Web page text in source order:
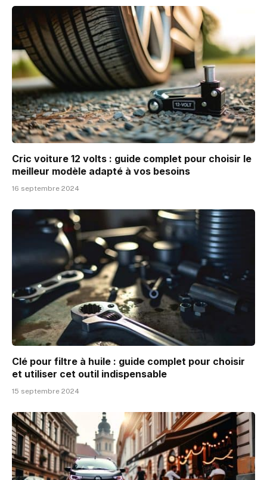
Cric voiture 12 volts : guide complet pour choisir le
meilleur modèle adapté à vos besoins
16 septembre 2024
Clé pour filtre à huile : guide complet pour choisir
et utiliser cet outil indispensable
15 septembre 2024